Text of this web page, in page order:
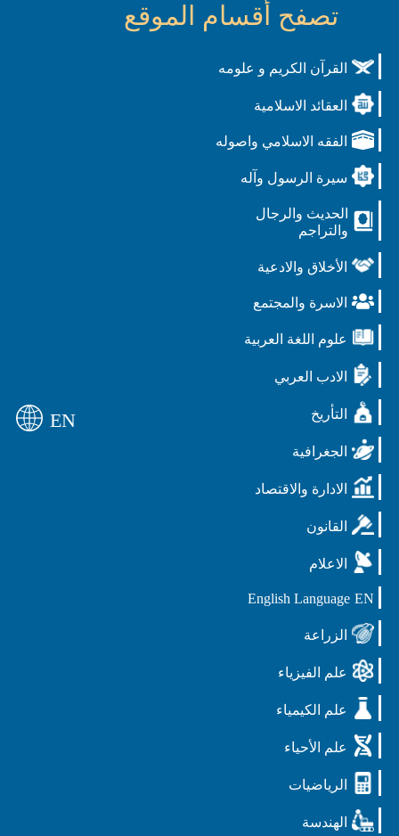
تصفح أقسام الموقع
القرآن الكريم و علومه
العقائد الاسلامية
الفقه الاسلامي واصوله
سيرة الرسول وآله
الحديث والرجال
والتراجم
الأخلاق والادعية
الاسرة والمجتمع
علوم اللغة العربية
الادب العربي
التأريخ
الجغرافية
الادارة والاقتصاد
القانون
الاعلام
EN
English Language
الزراعة
علم الفيزياء
علم الكيمياء
علم الأحياء
الرياضيات
الهندسة
EN